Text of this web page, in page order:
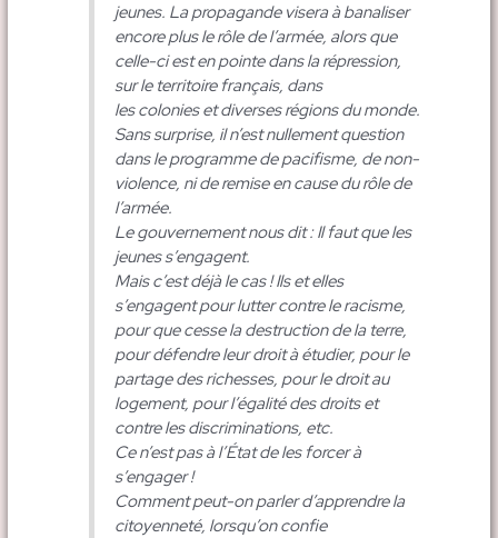
jeunes. La propagande visera à banaliser
encore plus le rôle de l’armée, alors que
celle-ci est en pointe dans la répression,
sur le territoire français, dans
les colonies et diverses régions du monde.
Sans surprise, il n’est nullement question
dans le programme de pacifisme, de non-
violence, ni de remise en cause du rôle de
l’armée.
Le gouvernement nous dit : Il faut que les
jeunes s’engagent.
Mais c’est déjà le cas ! Ils et elles
s’engagent pour lutter contre le racisme,
pour que cesse la destruction de la terre,
pour défendre leur droit à étudier, pour le
partage des richesses, pour le droit au
logement, pour l’égalité des droits et
contre les discriminations, etc.
Ce n’est pas à l’État de les forcer à
s’engager !
Comment peut-on parler d’apprendre la
citoyenneté, lorsqu’on confie